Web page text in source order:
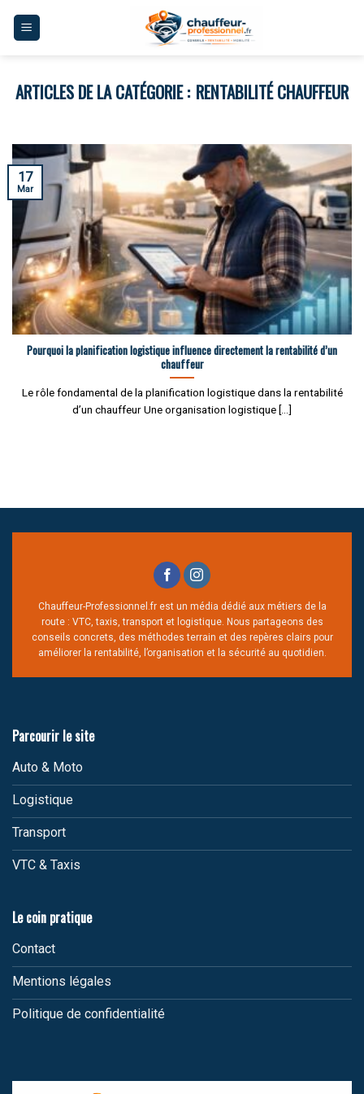
RENTABILITÉ CHAUFFEUR
Pourquoi la planification logistique influence directement la rentabilité d’un
chauffeur
Le rôle fondamental de la planification logistique dans la rentabilité
d’un chauffeur Une organisation logistique [...]
17
Mar
Chauffeur-Professionnel.fr est un média dédié aux métiers de la
route : VTC, taxis, transport et logistique. Nous partageons des
conseils concrets, des méthodes terrain et des repères clairs pour
améliorer la rentabilité, l’organisation et la sécurité au quotidien.
Parcourir le site
Auto & Moto
Logistique
Transport
VTC & Taxis
Le coin pratique
Contact
Mentions légales
Politique de confidentialité